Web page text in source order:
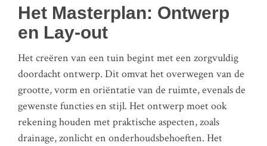
Het Masterplan: Ontwerp
en Lay-out
Het creëren van een tuin begint met een zorgvuldig
doordacht ontwerp. Dit omvat het overwegen van de
grootte, vorm en oriëntatie van de ruimte, evenals de
gewenste functies en stijl. Het ontwerp moet ook
rekening houden met praktische aspecten, zoals
drainage, zonlicht en onderhoudsbehoeften. Het